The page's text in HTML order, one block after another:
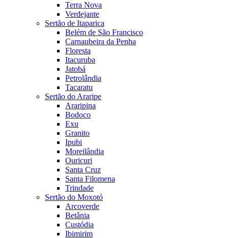
Terra Nova
Verdejante
Sertão de Itaparica
Belém de São Francisco
Carnaubeira da Penha
Floresta
Itacuruba
Jatobá
Petrolândia
Tacaratu
Sertão do Araripe
Araripina
Bodoco
Exu
Granito
Ipubi
Moreilândia
Ouricuri
Santa Cruz
Santa Filomena
Trindade
Sertão do Moxotó
Arcoverde
Betânia
Custódia
Ibimirim